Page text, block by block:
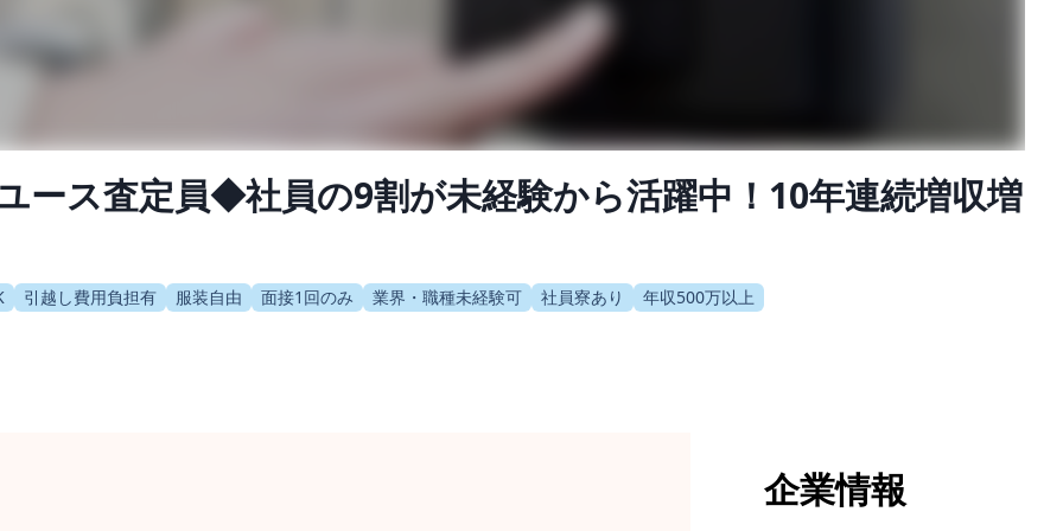
ース査定員◆社員の9割が未経験から活躍中！10年連続増収増
引越し費用負担有 服装自由 面接1回のみ 業界・職種未経験可 社員寮あり 年収500万以上
企業情報